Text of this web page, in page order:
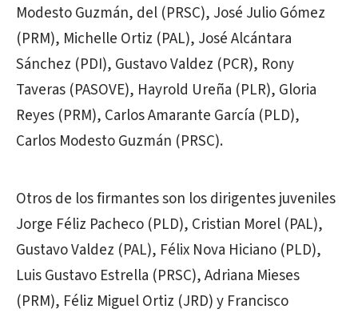
Modesto Guzmán, del (PRSC), José Julio Gómez
(PRM), Michelle Ortiz (PAL), José Alcántara
Sánchez (PDI), Gustavo Valdez (PCR), Rony
Taveras (PASOVE), Hayrold Ureña (PLR), Gloria
Reyes (PRM), Carlos Amarante García (PLD),
Carlos Modesto Guzmán (PRSC).
Otros de los firmantes son los dirigentes juveniles
Jorge Féliz Pacheco (PLD), Cristian Morel (PAL),
Gustavo Valdez (PAL), Félix Nova Hiciano (PLD),
Luis Gustavo Estrella (PRSC), Adriana Mieses
(PRM), Féliz Miguel Ortiz (JRD) y Francisco